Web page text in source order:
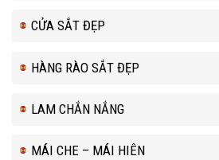
CỬA SẮT ĐẸP
HÀNG RÀO SẮT ĐẸP
LAM CHẮN NẮNG
MÁI CHE – MÁI HIÊN